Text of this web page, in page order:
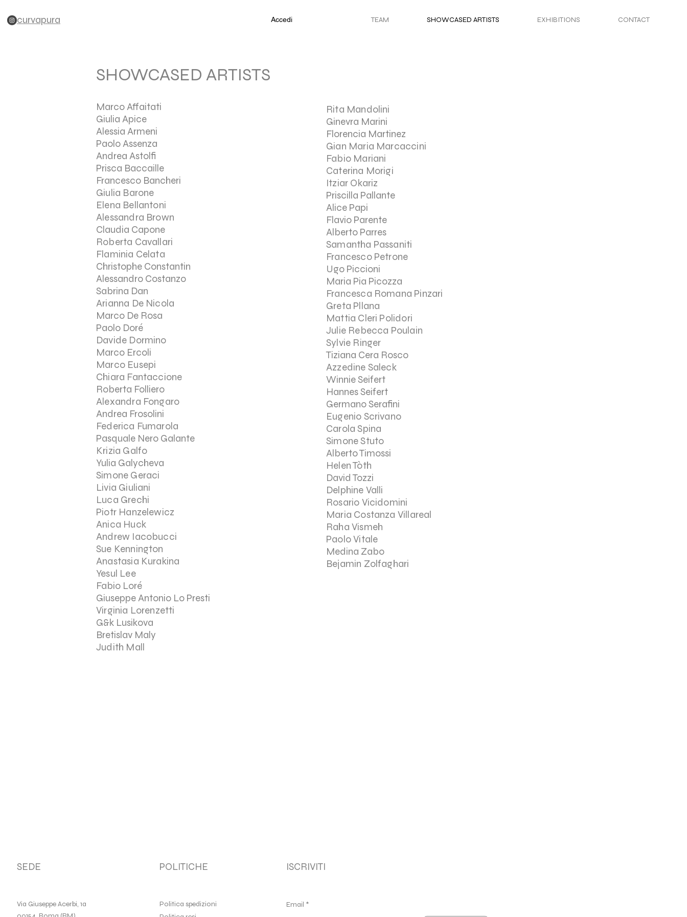
curvapura Accedi TEAM SHOWCASED ARTISTS EXHIBITIONS CONTACT
SHOWCASED ARTISTS
Marco Affaitati
Giulia Apice
Alessia Armeni
Paolo Assenza
Andrea Astolfi
Prisca Baccaille
Francesco Bancheri
Giulia Barone
Elena Bellantoni
Alessandra Brown
Claudia Capone
Roberta Cavallari
Flaminia Celata
Christophe Constantin
Alessandro Costanzo
Sabrina Dan
Arianna De Nicola
Marco De Rosa
Paolo Doré
Davide Dormino
Marco Ercoli
Marco Eusepi
Chiara Fantaccione
Roberta Folliero
Alexandra Fongaro
Andrea Frosolini
Federica Fumarola
Pasquale Nero Galante
Krizia Galfo
Yulia Galycheva
Simone Geraci
Livia Giuliani
Luca Grechi
Piotr Hanzelewicz
Anica Huck
Andrew Iacobucci
Sue Kennington
Anastasia Kurakina
Yesul Lee
Fabio Loré
Giuseppe Antonio Lo Presti
Virginia Lorenzetti
G&k Lusikova
Bretislav Maly
Judith Mall
Rita Mandolini
Ginevra Marini
Florencia Martinez
Gian Maria Marcaccini
Fabio Mariani
Caterina Morigi​
Itziar Okariz
Priscilla Pallante
Alice Papi
Flavio Parente
Alberto Parres
Samantha Passaniti
Francesco Petrone
Ugo Piccioni
Maria Pia Picozza
Francesca Romana Pinzari
Greta Pllana
Mattia Cleri Polidori
Julie Rebecca Poulain
Sylvie Ringer
Tiziana Cera Rosco
Azzedine Saleck
Winnie Seifert
Hannes Seifert
Germano Serafini
Eugenio Scrivano
Carola Spina
Simone Stuto
Alberto Timossi
Helen Tòth
David Tozzi
Delphine Valli
Rosario Vicidomini
Maria Costanza Villareal
Raha Vismeh
Paolo Vitale
Medina Zabo
Bejamin Zolfaghari
SEDE
Via Giuseppe Acerbi, 1a
POLITICHE
Politica spedizioni
ISCRIVITI
Email